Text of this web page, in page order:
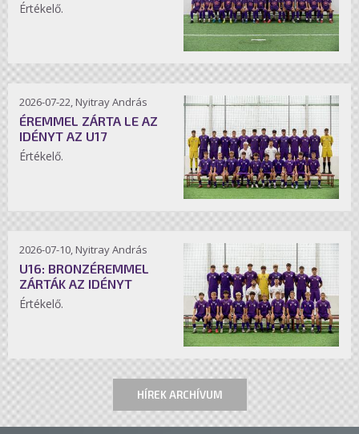
Értékelő.
2026-07-22, Nyitray András
ÉREMMEL ZÁRTA LE AZ
IDÉNYT AZ U17
Értékelő.
2026-07-10, Nyitray András
U16: BRONZÉREMMEL
ZÁRTÁK AZ IDÉNYT
Értékelő.
HÍREK ARCHÍVUM